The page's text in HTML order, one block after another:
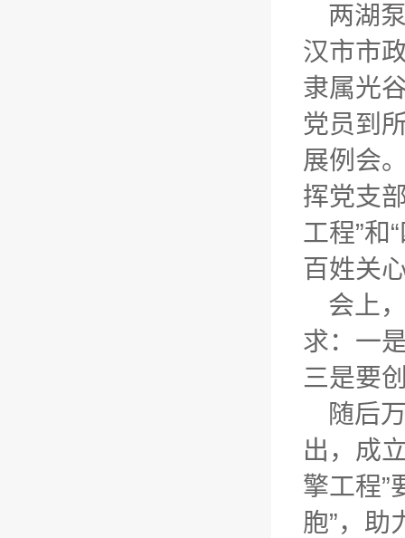
两湖
汉市市
隶属光
党员到
展例会
挥党支
工程”和
百姓关
会上
求：一
三是要
随后
出，成
擎工程”
胞”，助